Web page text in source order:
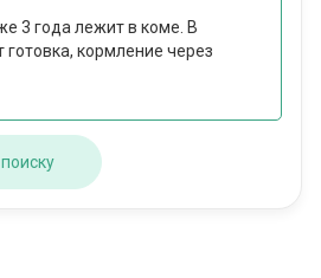
3 года лежит в коме. В
готовка, кормление через